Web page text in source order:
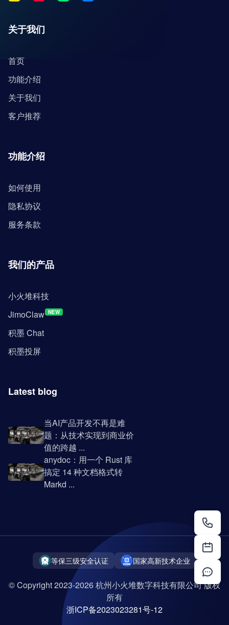
关于我们
首页
功能介绍
关于我们
客户推荐
功能介绍
如何使用
隐私协议
服务条款
我们的产品
小火堆科技
JimoClaw NEW
积墨 Chat
积墨投屏
Latest blog
当AI产品开发不再是难
题：从技术实现到商业价
值的跨越 ...
anydoc：用一个 Rust 库
搞定 14 种文档格式转
Markd ...
等保三级安全认证 国家高新技术企业
© Copyright 2023-2026 杭州小火堆数字科技有限公司 版权
所有
浙ICP备2023023281号-12